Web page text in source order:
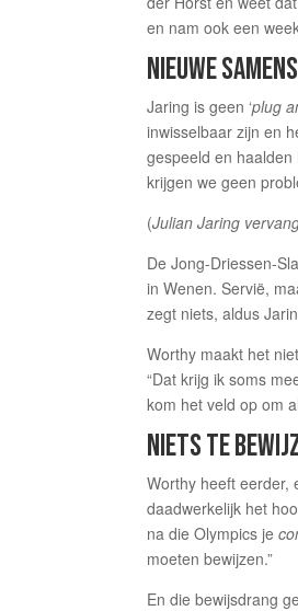
en nam ook een
NIEUWE
Jaring is geen ‘plug
inwisselbaar zijn en
gespeeld en
krijgen we geen
(Julian Jaring
De Jong-Driessen-
in Wenen. Servië,
zegt niets, aldus
Worthy maakt het
“Dat krijg ik soms
kom het veld op om
NIETS TE
Worthy heeft eerder,
daadwerkelijk het
na die Olympics je
moeten bewijzen.”
En die bewijsdrang